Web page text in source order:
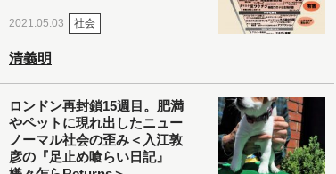
2021.05.03 社会
清義明
ロンドン再封鎖15週目。肥満
やペットに現れ出したニュー
ノーマル社会の歪み＜入江敦
彦の『足止め喰らい日記』